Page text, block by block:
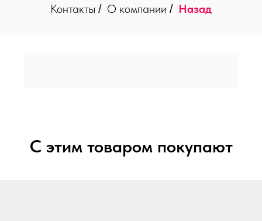
Контакты / О компании / Назад
С этим товаром покупают